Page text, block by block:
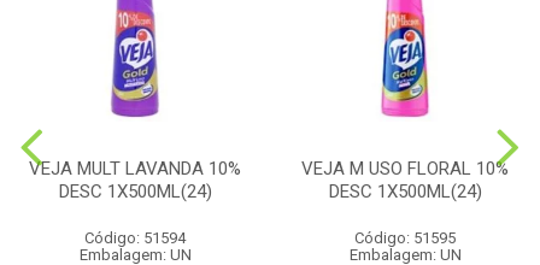
VEJA MULT LAVANDA 10%
DESC 1X500ML(24)
Código: 51594
Embalagem: UN
VEJA M USO FLORAL 10%
DESC 1X500ML(24)
Código: 51595
Embalagem: UN